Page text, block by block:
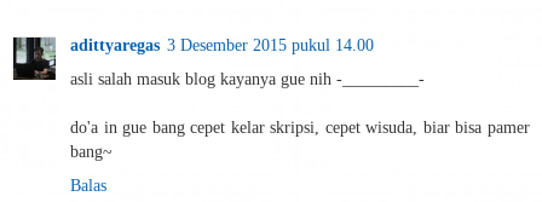
adittyaregas 3 Desember 2015 pukul 14.00
asli salah masuk blog kayanya gue nih -_________-
do'a in gue bang cepet kelar skripsi, cepet wisuda, biar bisa pamer
bang~
Balas